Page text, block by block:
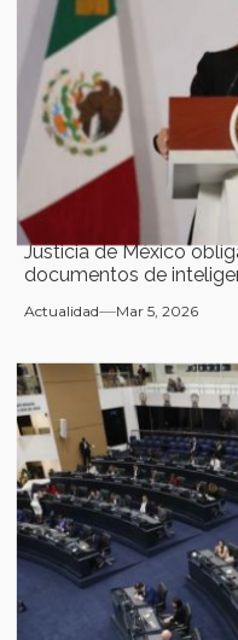
Justicia de México
documentos de
Actualidad Mar 5, 2026